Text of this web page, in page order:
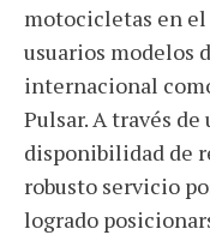
motocicletas en el
usuarios modelos
internacional
Pulsar. A través
disponibilidad de
robusto servicio
logrado